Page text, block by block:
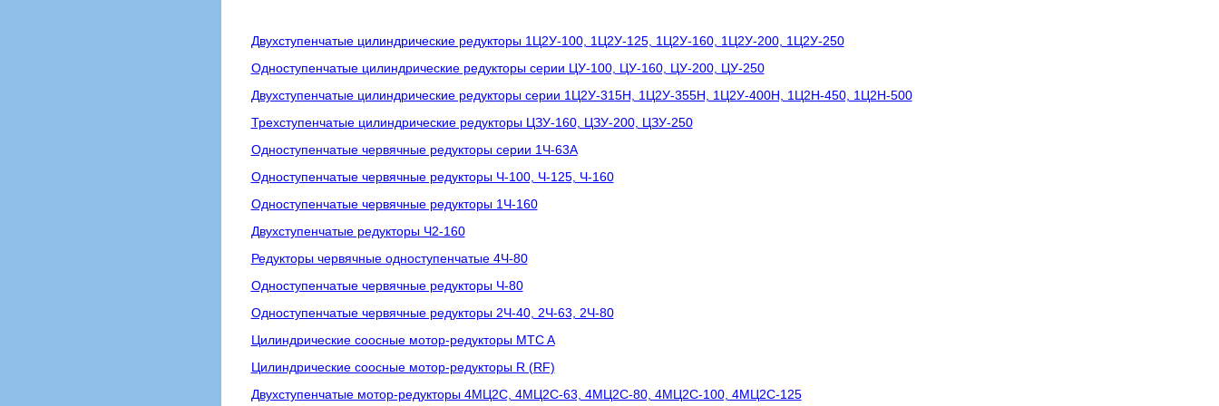
Двухступенчатые цилиндрические редукторы 1Ц2У-100, 1Ц2У-125, 1Ц2У-160, 1Ц2У-200, 1Ц2У-250
Одноступенчатые цилиндрические редукторы серии ЦУ-100, ЦУ-160, ЦУ-200, ЦУ-250
Двухступенчатые цилиндрические редукторы серии 1Ц2У-315Н, 1Ц2У-355Н, 1Ц2У-400Н, 1Ц2Н-450, 1Ц2Н-500
Трехступенчатые цилиндрические редукторы ЦЗУ-160, ЦЗУ-200, ЦЗУ-250
Одноступенчатые червячные редукторы серии 1Ч-63А
Одноступенчатые червячные редукторы Ч-100, Ч-125, Ч-160
Одноступенчатые червячные редукторы 1Ч-160
Двухступенчатые редукторы Ч2-160
Редукторы червячные одноступенчатые 4Ч-80
Одноступенчатые червячные редукторы Ч-80
Одноступенчатые червячные редукторы 2Ч-40, 2Ч-63, 2Ч-80
Цилиндрические соосные мотор-редукторы MTC A
Цилиндрические соосные мотор-редукторы R (RF)
Двухступенчатые мотор-редукторы 4МЦ2С, 4МЦ2С-63, 4МЦ2С-80, 4МЦ2С-100, 4МЦ2С-125